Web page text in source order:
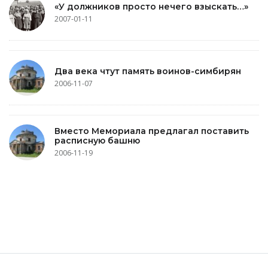
«У должников просто нечего взыскать…»
2007-01-11
Два века чтут память воинов-симбирян
2006-11-07
Вместо Мемориала предлагал поставить
расписную башню
2006-11-19